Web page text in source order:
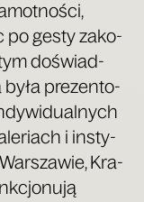
po gesty zako­
doświad­
była pre­zen­to­
i insty­
Kra­